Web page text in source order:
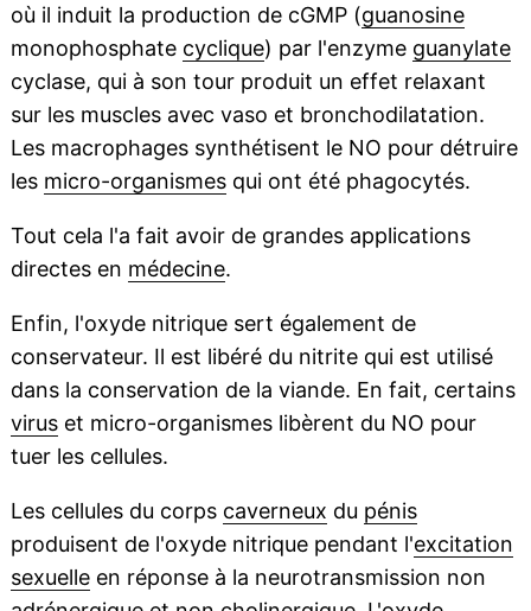
où il induit la production de cGMP (guanosine
monophosphate cyclique) par l'enzyme guanylate
cyclase, qui à son tour produit un effet relaxant
sur les muscles avec vaso et bronchodilatation.
Les macrophages synthétisent le NO pour détruire
les micro-organismesqui ont été phagocytés.
Tout cela l'a fait avoir de grandes applications
directes en médecine.
Enfin, l'oxyde nitrique sert également de
conservateur. Il est libéré du nitrite qui est utilisé
dans la conservation de la viande. En fait, certains
viruset micro-organismes libèrent du NO pour
tuer les cellules.
Les cellules du corps caverneux du pénis
produisent de l'oxyde nitrique pendant l'excitation
sexuelleen réponse à la neurotransmission non